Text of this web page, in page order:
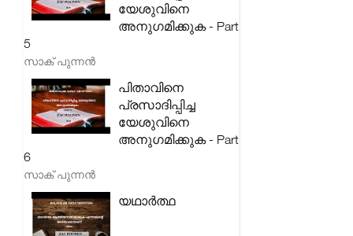
യേശുവിനെ
അനുഗമിക്കുക - Part
5
സാക് പുന്നൻ
പിതാവിനെ
പ്രസാദിപ്പിച്ച
യേശുവിനെ
അനുഗമിക്കുക - Part
6
സാക് പുന്നൻ
യഥാർത്ഥ